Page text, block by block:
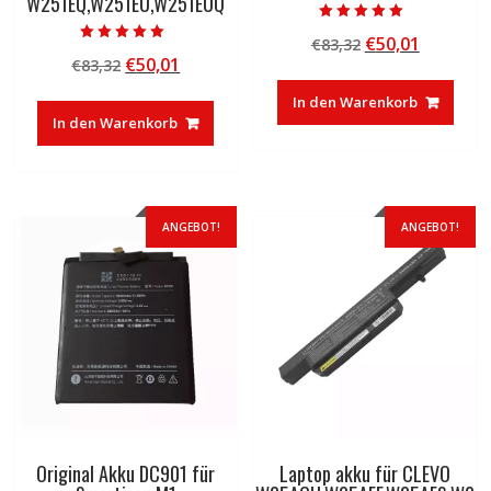
5.00
von 5
€83,32 Ursprünglicher
war:
€83,32
€50,01
ist:
€50,01.
In den Warenkorb
5.00
von 5
€83,32 Ursprünglicher
war:
€83,32
€50,01
ist:
€50,01.
In den Warenkorb
ANGEBOT!
Original Akku DC901 für
ANGEBOT!
Laptop akku für CLEVO